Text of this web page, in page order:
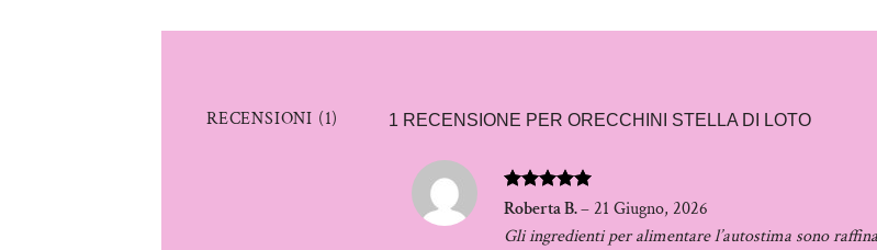
RECENSIONI (1) 1 RECENSIONE PERORECCHINI STELLA DI LOTO
Valutato5
Roberta B.–21 Giugno, 2026
Gli ingredienti per alimentare l’autostima sono